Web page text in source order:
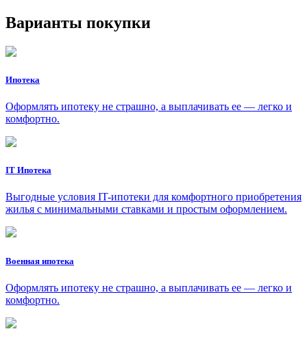
Варианты покупки
Ипотека
Оформлять ипотеку не страшно, а выплачивать ее — легко и
комфортно.
IT Ипотека
Выгодные условия IT-ипотеки для комфортного приобретения
жилья с минимальными ставками и простым оформлением.
Военная ипотека
Оформлять ипотеку не страшно, а выплачивать ее — легко и
комфортно.